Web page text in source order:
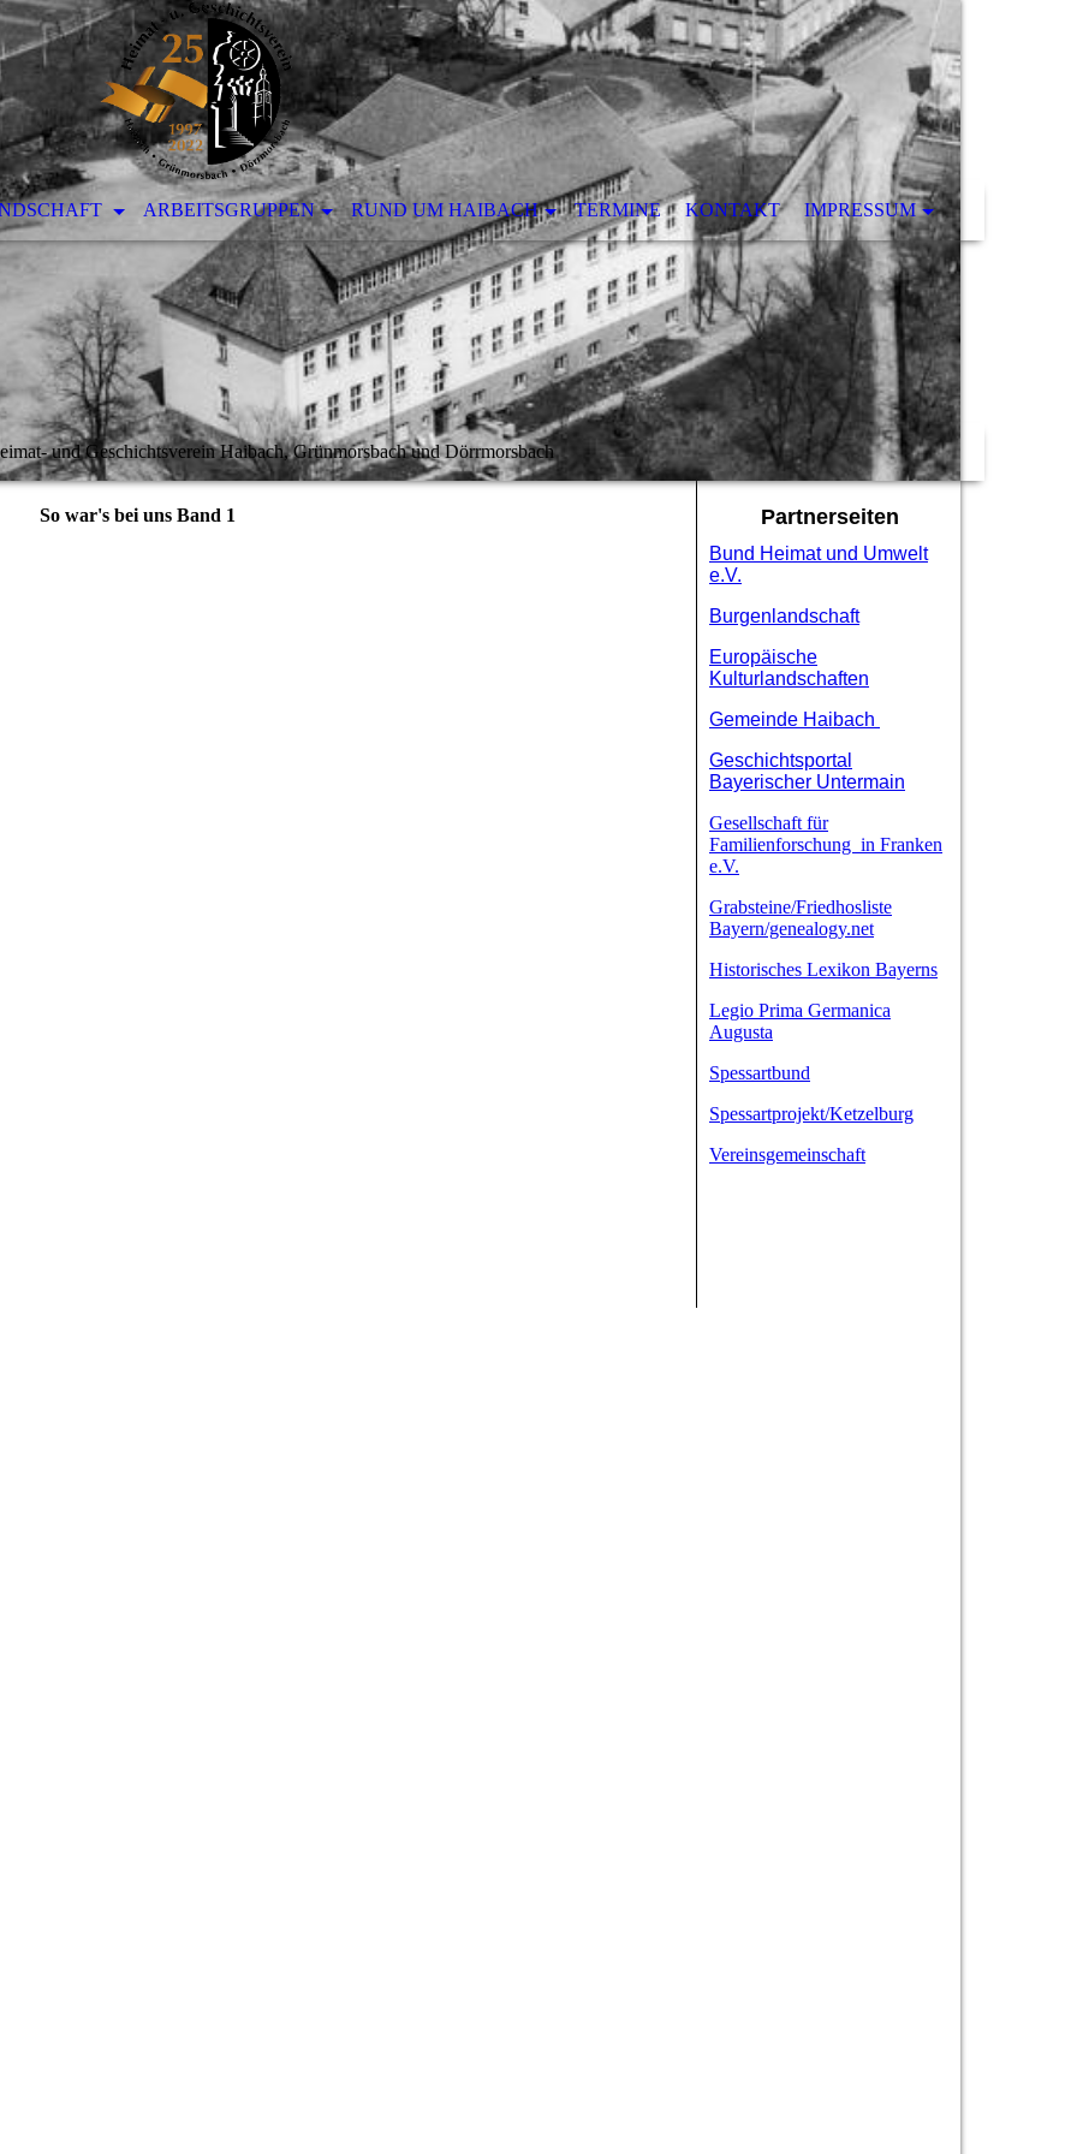
ARBEITSGRUPPEN RUND UM HAIBACH TERMINE KONTAKT IMPRESSUM
und Geschichtsverein Haibach, Grünmorsbach und Dörrmorsbach
So war's bei uns Band 1 Partnerseiten
Bund Heimat und Umwelt
e.V.
Burgenlandschaft
Europäische
Kulturlandschaften
Gemeinde Haibach
Geschichtsportal
Bayerischer Untermain
Gesellschaft für
Familienforschung in Franken
e.V.
Grabsteine/Friedhosliste
Bayern/genealogy.net
Historisches Lexikon Bayerns
Legio Prima Germanica
Augusta
Spessartbund
Spessartprojekt/Ketzelburg
Vereinsgemeinschaft